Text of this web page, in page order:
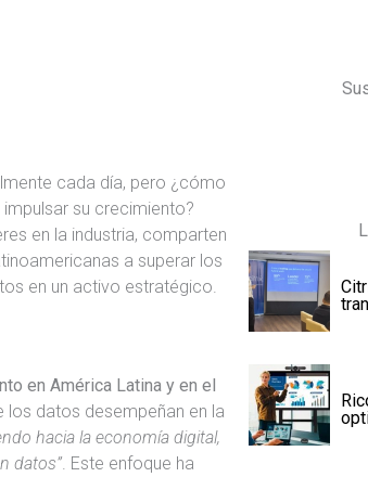
cada día, pero ¿cómo
su crecimiento?
en la industria, comparten
a superar los
en un activo estratégico.
en América Latina y en el
los datos desempeñan en la
hacia la economía digital,
datos” . Este enfoque ha